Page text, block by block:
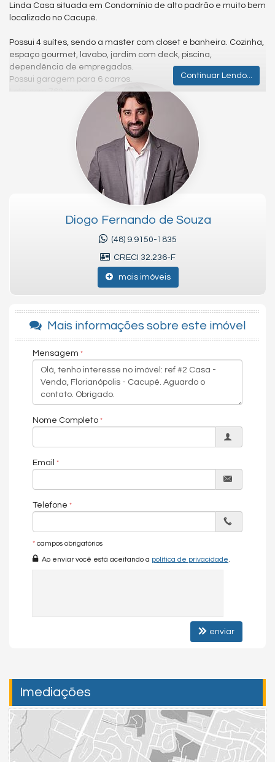
Linda Casa situada em Condomínio de alto padrão e muito bem
localizado no Cacupé.
Possui 4 suítes, sendo a master com closet e banheira. Cozinha,
espaço gourmet, lavabo, jardim com deck, piscina,
dependência de empregados.
Possui garagem para 6 carros.
Lote com 760 metros quadrados.
Piso porcelanato Portinari, louças Roca, Laufen e Deca, metais
hansgrohe e docol, esquadrias em PVC com tela LOHN, rebaixo
em gesso, madeira nobre Itaúba.
Sistema de irrigação do jardim, sistema de aquecimento solar,
sistema de segurança(alarme, interfone e CFTV)
Projeto arquitetônico Roberto Rita (Mantovani e Rita Arquiteta)
Condomínio em uma das melhores localizações, frente mar,
restaurantes, arborizado. Ótima infraestrutura.
Shopping, Mercadoteca, Acate e Floripa Shopping.
Venha tomar um café comigo!
Atenciosamente, Diogo Fernando de Souza
CRECI-SC 32.236
CNAI 37814 - Perito Avaliador
www.diogofernando.com.br - Compra e Vendas
www.feriasfloripa.com.br - Aluguel de Temporada
Ser corretor de imóveis é nunca ter que trabalhar um dia
pessoas.
As informações estão sujeitas a alterações. Consulte o corretor
responsável.
Chave do anúncio: 6kx2fKM1haVjHdpt
Continuar Lendo...
Diogo Fernando de Souza
(48) 9.9150-1835
CRECI 32.236-F
mais imóveis
Mais informações sobre este imóvel
Mensagem
Nome Completo
Email
Telefone
* campos obrigatórios
Ao enviar você está aceitando a política de privacidade.
enviar
Imediações